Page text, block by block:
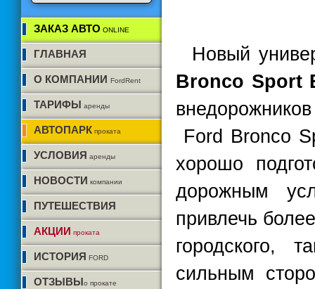
ЗАКАЗ АВТО ONLINE
ГЛАВНАЯ
О КОМПАНИИ FordRent
ТАРИФЫ аренды
АВТОПАРК проката
УСЛОВИЯ аренды
НОВОСТИ компании
ПУТЕШЕСТВИЯ
АКЦИИ проката
ИСТОРИЯ FORD
ОТЗЫВЫо прокате
Новый
Bronco Sport
Ford Bronco
хорошо
дорожным
привлечь
городского,
сильным